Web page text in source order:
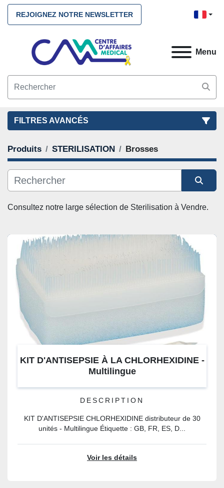
REJOIGNEZ NOTRE NEWSLETTER
Menu
FILTRES AVANCÉS
FILTRES (2) NETTOYEZ TOUS
STERILISATION
CATÉGORIE
Produits STERILISATION Brosses
Trier par
Consultez notre large sélection de Sterilisation à Vendre.
KIT D'ANTISEPSIE À LA CHLORHEXIDINE -
Multilingue
DESCRIPTION
KIT D'ANTISEPSIE CHLORHEXIDINE distributeur de 30
unités - Multilingue Étiquette : GB, FR, ES, D...
Voir les détails